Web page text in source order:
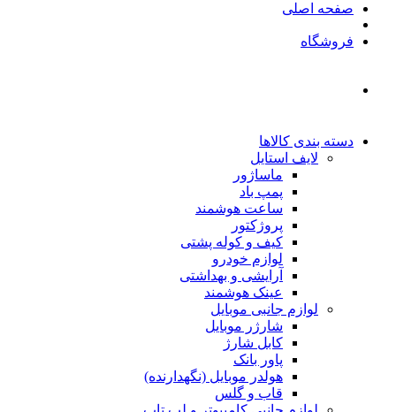
صفحه اصلی
فروشگاه
دسته بندی کالاها
لایف استایل
ماساژور
پمپ باد
ساعت هوشمند
پروژکتور
کیف و کوله پشتی
لوازم خودرو
آرایشی و بهداشتی
عینک هوشمند
لوازم جانبی موبایل
شارژر موبایل
کابل شارژ
پاور بانک
هولدر موبایل (نگهدارنده)
قاب و گلس